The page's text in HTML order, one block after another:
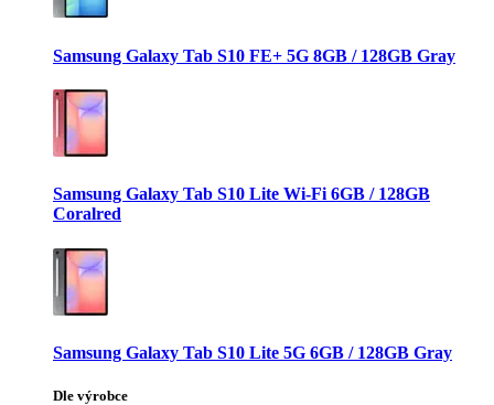
Samsung Galaxy Tab S10 FE+ 5G 8GB / 128GB Gray
Samsung Galaxy Tab S10 Lite Wi-Fi 6GB / 128GB
Coralred
Samsung Galaxy Tab S10 Lite 5G 6GB / 128GB Gray
Dle výrobce